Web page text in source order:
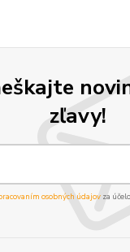
zľavy!
osobných údajov za